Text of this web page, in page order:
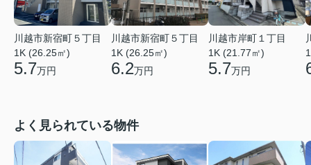
川越市新宿町５丁目
1K (26.25㎡)
5.7万円
川越市新宿町５丁目
1K (26.25㎡)
6.2万円
川越市岸町１丁目
1K (21.77㎡)
5.7万円
よく見られている物件